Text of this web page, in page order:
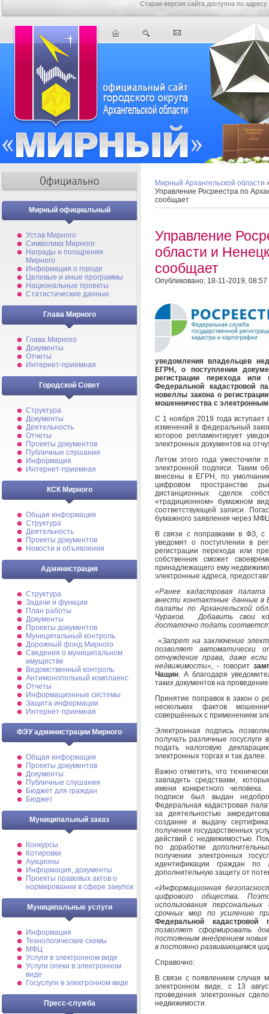
Старая версия сайта доступна по адресу
Мирный официальный
Устав Мирного
Символика Мирного
Награды и поощрения
Мирного
Информация о городе
Целевые и иные программы
Национальные проекты
Статистические данные
Глава Мирного
Глава Мирного
Документы
Отчеты
Интернет-приемная
Городской Совет
Структура
Документы
Деятельность
Отчеты
Проекты документов
Публичные слушания
Информация
Интернет-приемная
КСК Мирного
Общая информация
Структура
Деятельность
Проекты документов
Новости и объявления
Администрация
Структура
Задачи и функции
План работы
Документы
Проекты документов
Муниципальный контроль
Дорожный фонд Мирного
Cведения о муниципальном
имуществе
Ведомственный контроль
Антимонопольный комплаенс
Отчеты
Информационные системы
Защита информации
Интернет-приемная
ФЭУ администрации Мирного
Общая информация
Проекты документов
Документы
Публичные слушания
Бюджет для граждан
Бюджет
Муниципальный заказ
Конкурсы
Котировки
Аукционы
Информация, документы
Проекты правовых актов о
нормировании в сфере закупок
Муниципальные услуги
Информация
Технологические схемы
МФЦ
Услуги в электронном виде
Услуги опеки в электронном
виде
Госуслуги в электронном виде
Пресс-служба
Мирный Архангельской области
Управление Росреестра по
сообщает
Управление
области и
сообщает
Опубликовано: 18-11-2019, 08:57
уведомления владельцев
ЕГРН, о поступлении
регистрации перехода или
Федеральной кадастровой
новеллы закона о
мошенничества с
С 1 ноября 2019 года
изменений в федеральный
которое регламентирует
электронных документов на
Летом этого года ужесточили
электронной подписи. Таким
внесены в ЕГРН, по
цифровом пространстве
дистанционных сделок
«традиционном» бумажном
соответствующей записи.
бумажного заявления через
В связи с поправками в ФЗ, с
уведомят о поступлении в
регистрации перехода или
собственник сможет
принадлежащего ему
электронные адреса,
«Ранее кадастровая палата
внести контактные данные
палаты по Архангельской
Чураков. Добавить свои
достаточно подать
«Запрет на заключение
позволяет автоматически
отчуждение права, даже
недвижимости», - говорит
Чащин. А благодаря
таких документов на
Принятие поправок в закон о
нескольких фактов
совершённых с применением
Электронная подпись
получать различные
подать налоговую
электронных торгах и так далее.
Важно отметить, что
завладеть средствами,
имени конкретного
подписи был выдан
Федеральная кадастровая
за деятельностью
создание и выдачу
получения государственных
действий с недвижимостью.
по доработке
получении электронных
идентификации граждан по
дополнительную защиту от
«Информационная
цифрового общества.
использования
срочных мер по усилению
Федеральной
позволяет сформировать
постоянным внедрением
в постоянно развивающемся
Справочно:
В связи с появлением случая
электронном виде, с 13
проведения электронных
недвижимости.